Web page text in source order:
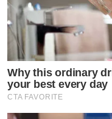
Why this ordinary
your best every day
CTA FAVORITE